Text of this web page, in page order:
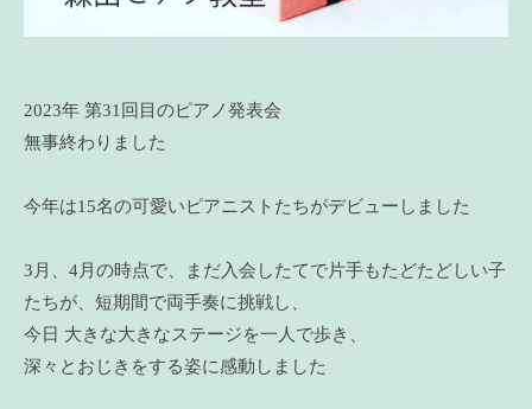
2023年 第31回目のピアノ発表会
無事終わりました
今年は15名の可愛いピアニストたちがデビューしました
3月、4月の時点で、まだ入会したてで片手もたどたどしい子
たちが、短期間で両手奏に挑戦し、
今日 大きな大きなステージを一人で歩き、
深々とおじきをする姿に感動しました